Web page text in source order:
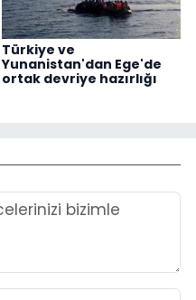
Türkiye ve
Yunanistan'dan Ege'de
ortak devriye hazırlığı